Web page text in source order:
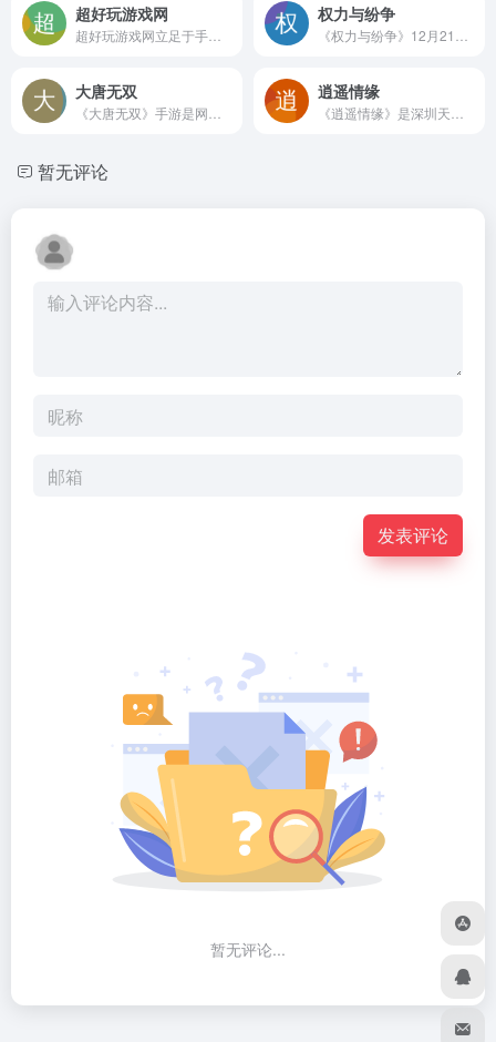
超好玩游戏网 权力与纷争
大唐无双 逍遥情缘
暂无评论
发表评论
暂无评论...